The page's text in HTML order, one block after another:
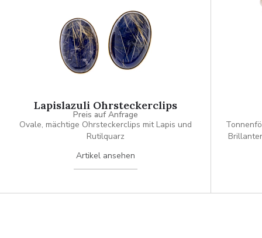
Lapislazuli Ohrsteckerclips
Preis auf Anfrage
Ovale, mächtige Ohrsteckerclips mit Lapis und
Rutilquarz
Artikel ansehen